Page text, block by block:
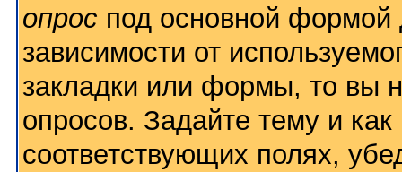
опрос под основной формой
зависимости от
закладки или формы, то вы
опросов. Задайте тему и
соответствующих полях,